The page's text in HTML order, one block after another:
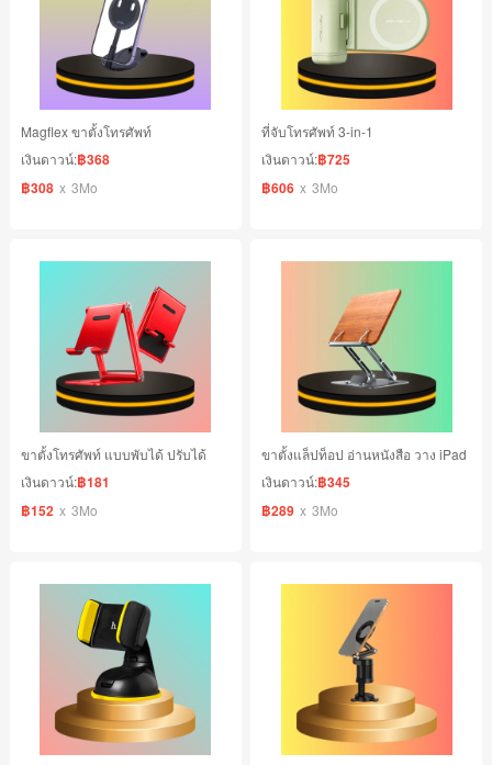
Magflex ขาตั้งโทรศัพท์
เงินดาวน์:฿368
฿308 x 3Mo
ที่จับโทรศัพท์ 3-in-1
เงินดาวน์:฿725
฿606 x 3Mo
ขาตั้งโทรศัพท์ แบบพับได้ ปรับได้
เงินดาวน์:฿181
฿152 x 3Mo
ขาตั้งแล็ปท็อป อ่านหนังสือ วาง iPad
เงินดาวน์:฿345
฿289 x 3Mo